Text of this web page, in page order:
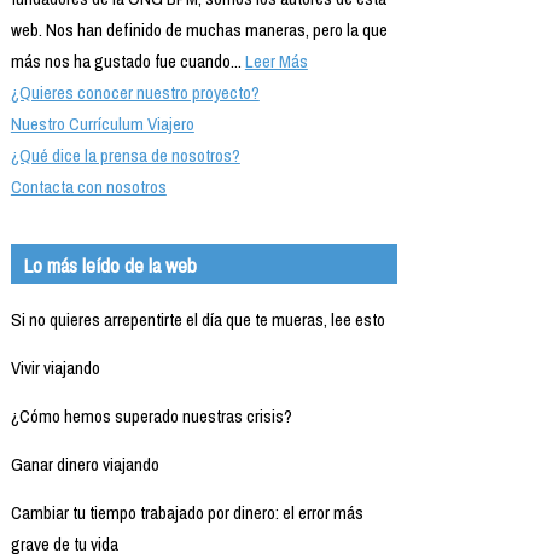
web. Nos han definido de muchas maneras, pero la que
más nos ha gustado fue cuando...Leer Más
¿Quieres conocer nuestro proyecto?
Nuestro Currículum Viajero
¿Qué dice la prensa de nosotros?
Contacta con nosotros
Lo más leído de la web
Si no quieres arrepentirte el día que te mueras, lee esto
Vivir viajando
¿Cómo hemos superado nuestras crisis?
Ganar dinero viajando
Cambiar tu tiempo trabajado por dinero: el error más
grave de tu vida